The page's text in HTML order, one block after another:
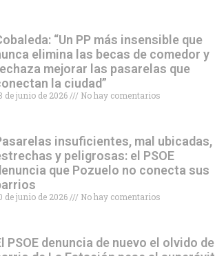
“Un PP más insensible que
elimina las becas de comedor y
mejorar las pasarelas que
la ciudad”
de junio de 2026 No hay comentarios
insuficientes, mal ubicadas,
y peligrosas: el PSOE
que Pozuelo no conecta sus
de junio de 2026 No hay comentarios
PSOE denuncia de nuevo el olvido del